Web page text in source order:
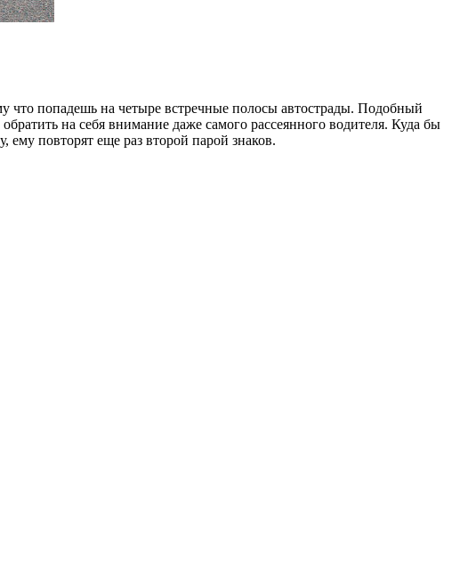
что попадешь на четыре встречные полосы автострады. Подобный
на себя внимание даже самого рассеянного водителя. Куда бы
ему повторят еще раз второй парой знаков.